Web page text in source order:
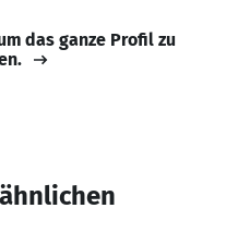
das ganze Profil zu